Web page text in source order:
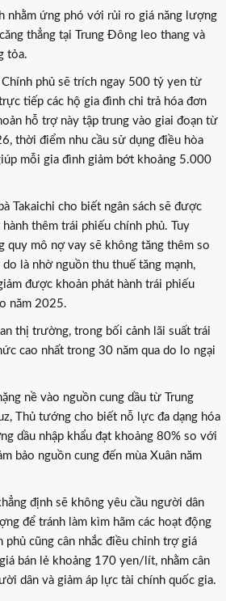
nhằm ứng phó với rủi ro giá năng lượng
thẳng tại Trung Đông leo thang và
tỏa.
Chính phủ sẽ trích ngay 500 tỷ yen từ
tiếp các hộ gia đình chi trả hóa đơn
hỗ trợ này tập trung vào giai đoạn từ
thời điểm nhu cầu sử dụng điều hòa
mỗi gia đình giảm bớt khoảng 5.000
Takaichi cho biết ngân sách sẽ được
thêm trái phiếu chính phủ. Tuy
quy mô nợ vay sẽ không tăng thêm so
là nhờ nguồn thu thuế tăng mạnh,
được khoản phát hành trái phiếu
năm 2025.
thị trường, trong bối cảnh lãi suất trái
cao nhất trong 30 năm qua do lo ngại
nề vào nguồn cung dầu từ Trung
Thủ tướng cho biết nỗ lực đa dạng hóa
dầu nhập khẩu đạt khoảng 80% so với
bảo nguồn cung đến mùa Xuân năm
định sẽ không yêu cầu người dân
để tránh làm kìm hãm các hoạt động
cũng cân nhắc điều chỉnh trợ giá
bán lẻ khoảng 170 yen/lít, nhằm cân
dân và giảm áp lực tài chính quốc gia.